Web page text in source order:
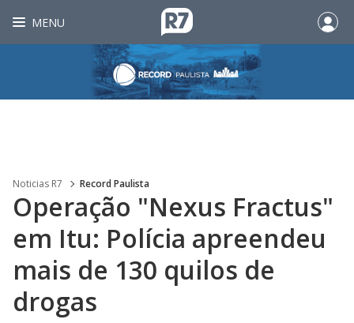
MENU
Noticias R7 Record Paulista
Operação "Nexus Fractus"
em Itu: Polícia apreendeu
mais de 130 quilos de
drogas